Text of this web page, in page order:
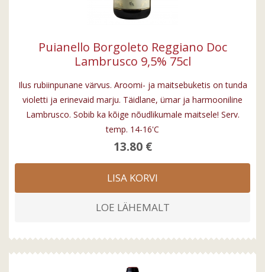
Puianello Borgoleto Reggiano Doc
Lambrusco 9,5% 75cl
Ilus rubiinpunane värvus. Aroomi- ja maitsebuketis on tunda
violetti ja erinevaid marju. Täidlane, ümar ja harmooniline
Lambrusco. Sobib ka kõige nõudlikumale maitsele! Serv.
temp. 14-16'C
13.80 €
LISA KORVI
LOE LÄHEMALT